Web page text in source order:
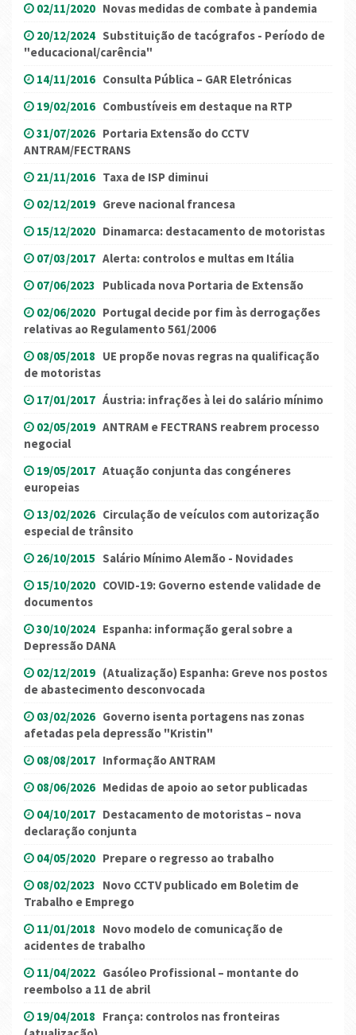
02/11/2020 Novas medidas de combate à pandemia
20/12/2024 Substituição de tacógrafos - Período de
"educacional/carência"
14/11/2016 Consulta Pública – GAR Eletrónicas
19/02/2016 Combustíveis em destaque na RTP
31/07/2026 Portaria Extensão do CCTV
ANTRAM/FECTRANS
21/11/2016 Taxa de ISP diminui
02/12/2019 Greve nacional francesa
15/12/2020 Dinamarca: destacamento de motoristas
07/03/2017 Alerta: controlos e multas em Itália
07/06/2023 Publicada nova Portaria de Extensão
02/06/2020 Portugal decide por fim às derrogações
relativas ao Regulamento 561/2006
08/05/2018 UE propõe novas regras na qualificação
de motoristas
17/01/2017 Áustria: infrações à lei do salário mínimo
02/05/2019 ANTRAM e FECTRANS reabrem processo
negocial
19/05/2017 Atuação conjunta das congéneres
europeias
13/02/2026 Circulação de veículos com autorização
especial de trânsito
26/10/2015 Salário Mínimo Alemão - Novidades
15/10/2020 COVID-19: Governo estende validade de
documentos
30/10/2024 Espanha: informação geral sobre a
Depressão DANA
02/12/2019 (Atualização) Espanha: Greve nos postos
de abastecimento desconvocada
03/02/2026 Governo isenta portagens nas zonas
afetadas pela depressão "Kristin"
08/08/2017 Informação ANTRAM
08/06/2026 Medidas de apoio ao setor publicadas
04/10/2017 Destacamento de motoristas – nova
declaração conjunta
04/05/2020 Prepare o regresso ao trabalho
08/02/2023 Novo CCTV publicado em Boletim de
Trabalho e Emprego
11/01/2018 Novo modelo de comunicação de
acidentes de trabalho
11/04/2022 Gasóleo Profissional – montante do
reembolso a 11 de abril
19/04/2018 França: controlos nas fronteiras